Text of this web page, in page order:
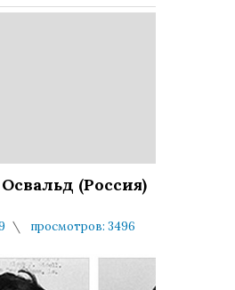
(Россия)
просмотров: 3496